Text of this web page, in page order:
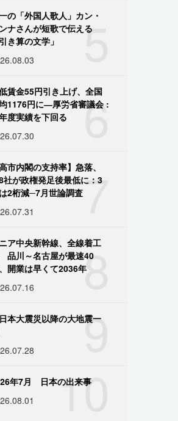
5
の「外国人歌人」カン・
ナさんが短歌で伝える
引き算の文学」
6
賃金55円引き上げ、全国
1176円に―厚労省審議会 :
度実績を下回る
7
高市内閣の支持率】急落、
社が政権発足後最低に：3
2桁減─7月世論調査
8
ア中央新幹線、全線着工
川～名古屋が最速40
開業は早くて2036年
9
本大震災以降の大地震一
10
年7月 日本の出来事